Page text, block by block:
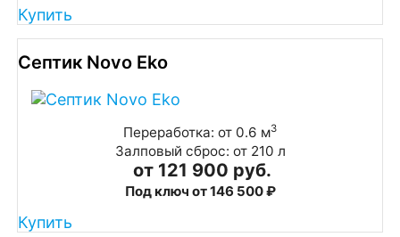
Купить
Септик Novo Eko
Переработка: от 0.6 м3
Залповый сброс: от 210 л
от 121 900 руб.
Под ключ от 146 500 ₽
Купить